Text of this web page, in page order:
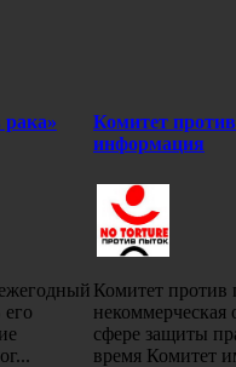
Комитет
информация
Комитет против
некоммерческая
сфере защиты
время Комитет